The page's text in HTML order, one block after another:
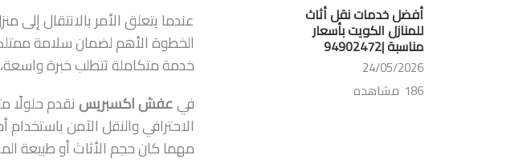
أفضل خدمات نقل أثاث
للمنازل الكويت بأسعار
مناسبة |94902472
24/05/2026
186 مشاهده
عندما يتعلق الأمر بالانتقال
الخطوة الأهم لضمان سلامة
خدمة متكاملة تتطلب خبرة
فيعفش اكسبريسنقدم حلولًا
الاحترافي والنقل الآمن
مهما كان حجم الأثاث أو طبيعة